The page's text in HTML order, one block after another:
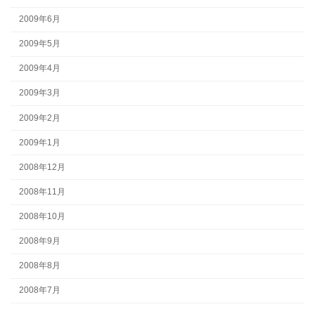
2009年6月
2009年5月
2009年4月
2009年3月
2009年2月
2009年1月
2008年12月
2008年11月
2008年10月
2008年9月
2008年8月
2008年7月